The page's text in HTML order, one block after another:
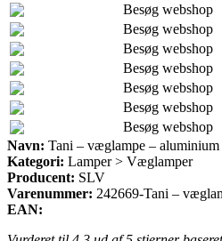
Besøg webshop
Besøg webshop
Besøg webshop
Besøg webshop
Besøg webshop
Besøg webshop
Besøg webshop
Navn: Tani – væglampe –
Kategori: Lamper > Væglamper
Producent: SLV
Varenummer: 242669-Tani –
EAN: